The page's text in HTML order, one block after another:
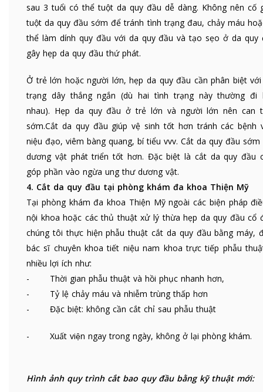
sau 3 tuổi có thể tuột da quy đầu dễ dàng. Không nên cố
tuột da quy đầu sớm để tránh tình trạng đau, chảy máu
thể làm dính quy đầu với da quy đầu và tạo sẹo ở da quy
gây hẹp da quy đầu thứ phát.
Ở trẻ lớn hoặc người lớn, hẹp da quy đầu cần phân biệt
trạng dây thắng ngắn (dù hai tình trạng này thường đi
nhau). Hẹp da quy đầu ở trẻ lớn và người lớn nên can
sớm.Cắt da quy đầu giúp vệ sinh tốt hơn tránh các bệnh
niệu đạo, viêm bàng quang, bí tiểu vvv. Cắt da quy đầu sớm
dương vật phát triển tốt hơn. Đặc biệt là cắt da quy đầu
góp phần vào ngừa ung thư dương vật.
4. Cắt da quy đầu tại phòng khám đa khoa Thiện Mỹ
Tại phòng khám đa khoa Thiện Mỹ ngoài các biện pháp
nội khoa hoặc các thủ thuật xử lý thừa hẹp da quy đầu cổ
chúng tôi thực hiện phẫu thuật cắt da quy đầu bằng máy,
bác sĩ chuyên khoa tiết niệu nam khoa trực tiếp phẫu
nhiều lợi ích như:
- Thời gian phẫu thuật và hồi phục nhanh hơn,
- Tỷ lệ chảy máu và nhiễm trùng thấp hơn
- Đặc biệt: không cần cắt chỉ sau phẫu thuật
- Xuất viện ngay trong ngày, không ở lại phòng khám.
Hình ảnh quy trình cắt bao quy đầu bằng kỹ thuật mới: